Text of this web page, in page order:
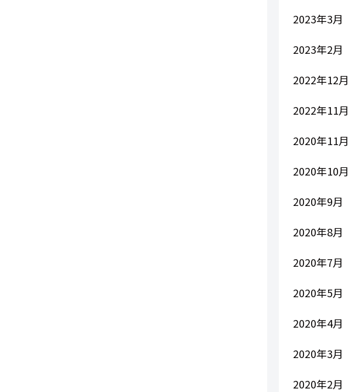
2023年3月
2023年2月
2022年12月
2022年11月
2020年11月
2020年10月
2020年9月
2020年8月
2020年7月
2020年5月
2020年4月
2020年3月
2020年2月